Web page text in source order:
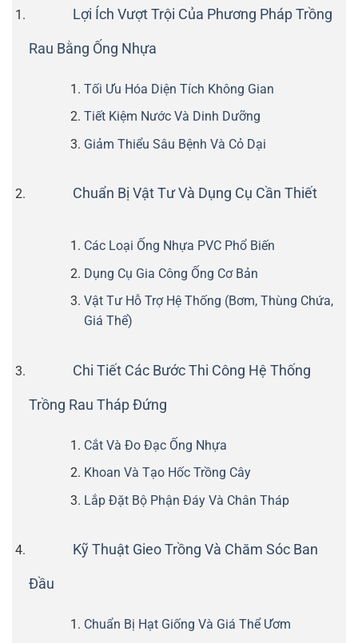
Lợi Ích Vượt Trội Của Phương Pháp Trồng
Rau Bằng Ống Nhựa
Tối Ưu Hóa Diện Tích Không Gian
Tiết Kiệm Nước Và Dinh Dưỡng
Giảm Thiểu Sâu Bệnh Và Cỏ Dại
Chuẩn Bị Vật Tư Và Dụng Cụ Cần Thiết
Các Loại Ống Nhựa PVC Phổ Biến
Dụng Cụ Gia Công Ống Cơ Bản
Vật Tư Hỗ Trợ Hệ Thống (Bơm, Thùng Chứa,
Giá Thể)
Chi Tiết Các Bước Thi Công Hệ Thống
Trồng Rau Tháp Đứng
Cắt Và Đo Đạc Ống Nhựa
Khoan Và Tạo Hốc Trồng Cây
Lắp Đặt Bộ Phận Đáy Và Chân Tháp
Kỹ Thuật Gieo Trồng Và Chăm Sóc Ban
Đầu
Chuẩn Bị Hạt Giống Và Giá Thể Ươm